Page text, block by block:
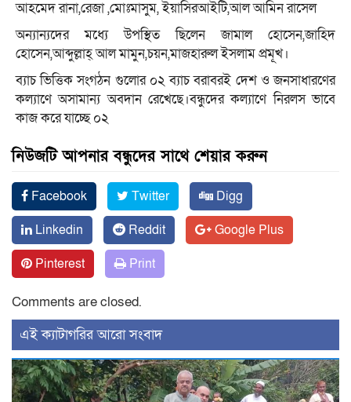
আহমেদ রানা,রেজা ,মোঃমাসুম, ইয়াসিরআইটি,আল আমিন রাসেল
অন্যান্যদের মধ্যে উপস্থিত ছিলেন জামাল হোসেন,জাহিদ
হোসেন,আব্দুল্লাহ্ আল মামুন,চয়ন,মাজহারুল ইসলাম প্রমূখ।
ব্যাচ ভিত্তিক সংগঠন গুলোর ০২ ব্যাচ বরাবরই দেশ ও জনসাধারণের
কল্যাণে অসামান্য অবদান রেখেছে।বন্ধুদের কল্যাণে নিরলস ভাবে
কাজ করে যাচ্ছে ০২
নিউজটি আপনার বন্ধুদের সাথে শেয়ার করুন
Facebook Twitter
Digg
Linkedin
Reddit
Google Plus
Pinterest
Print
Comments are closed.
‍এই ক্যাটাগরির ‍আরো সংবাদ